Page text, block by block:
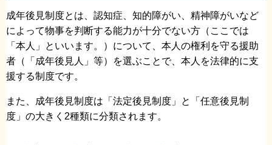
成年後見制度とは、認知症、知的障がい、精神障がいなど
によって物事を判断する能力が十分でない方（ここでは
「本人」といいます。）について、本人の権利を守る援助
者（「成年後見人」等）を選ぶことで、本人を法律的に支
援する制度です。
また、成年後見制度は「法定後見制度」と「任意後見制
度」の大きく2種類に分類されます。